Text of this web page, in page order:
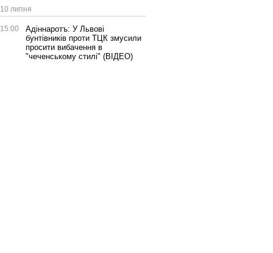
10 липня
15:00
Адіннаротъ: У Львові
бунтівників проти ТЦК змусили
просити вибачення в
"чеченському стилі" (ВІДЕО)